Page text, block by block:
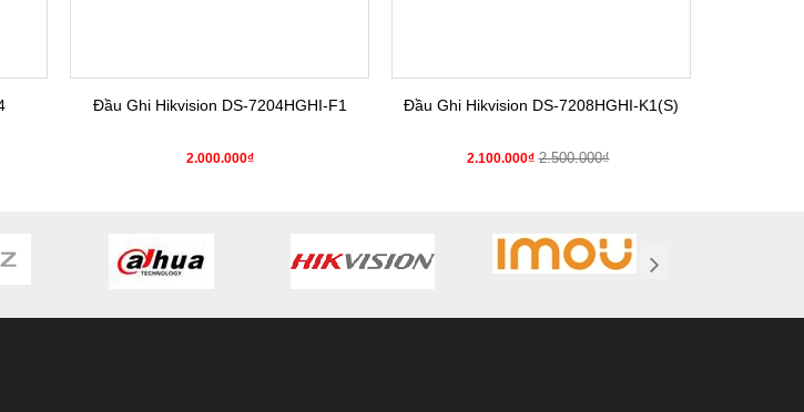
Đầu Ghi Hikvision DS-7204HGHI-F1
2.000.000₫
Đầu Ghi Hikvision DS-7208HGHI-K1(S)
2.100.000₫ 2.500.000₫